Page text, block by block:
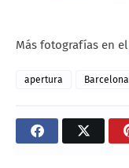
Más fotografías en el
apertura Barcelona